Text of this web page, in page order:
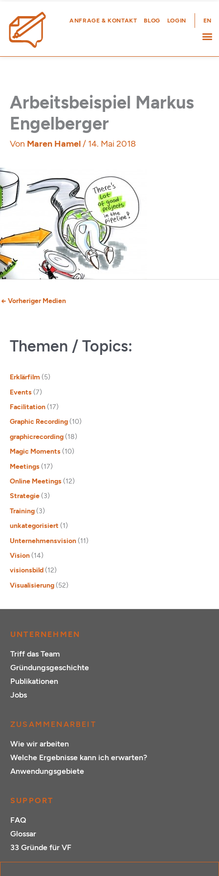
Inhalt
springen
ANFRAGE & KONTAKT BLOG LOGIN EN
Arbeitsbeispiel Markus
Engelberger
Von Maren Hamel/ 14. Mai 2018
← Vorheriger Medien
Themen / Topics:
Erklärfilm (5)
Events (7)
Facilitation (17)
Graphic Recording (10)
graphicrecording (18)
Magic Moments (10)
Meetings (17)
Online Meetings (12)
Strategie (3)
Training (3)
unkategorisiert (1)
Unternehmensvision (11)
Vision (14)
visionsbild (12)
Visualisierung (52)
UNTERNEHMEN
Triff das Team
Gründungsgeschichte
Publikationen
Jobs
ZUSAMMENARBEIT
Wie wir arbeiten
Welche Ergebnisse kann ich erwarten?
Anwendungsgebiete
SUPPORT
FAQ
Glossar
33 Gründe für VF